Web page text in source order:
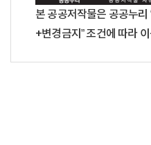
본 공공저작물은 공공누리
+변경금지” 조건에 따라